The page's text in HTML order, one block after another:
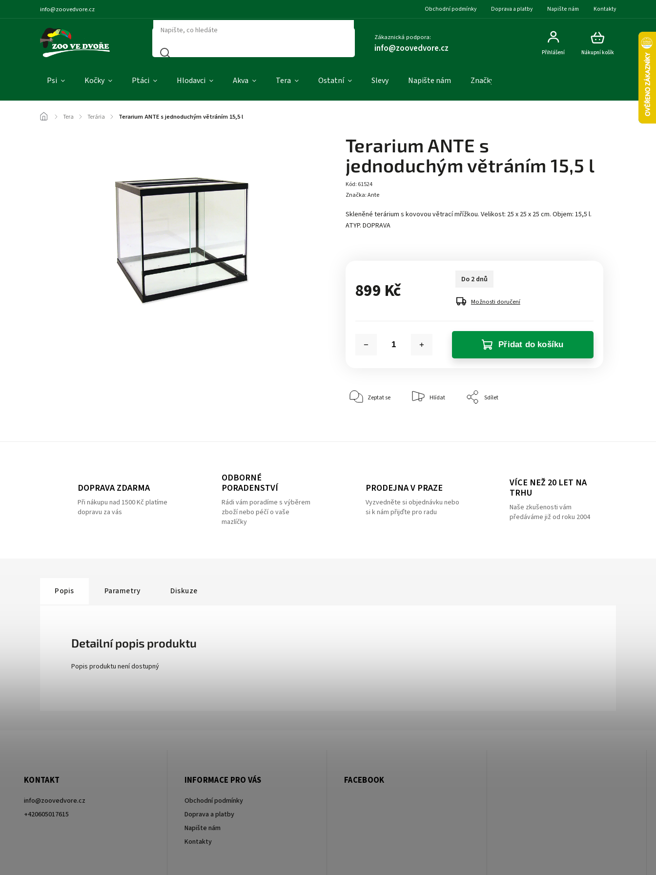
info@zoovedvore.cz Obchodní podmínky Doprava a platby Napište nám Kontakty
Zákaznická podpora:
info@zoovedvore.cz Nákupní košík
Přihlášení
Psi Kočky Ptáci Hlodavci Akva Tera Ostatní Slevy Napište nám Značky
/ Tera / Terária / Terarium ANTE s jednoduchým větráním 15,5 l
Terarium ANTE s
jednoduchým větráním 15,5 l
Kód: 61524
Skleněné terárium s kovovou větrací mřížkou. Velikost: 25 x 25 x 25 cm. Objem: 15,5 l.
ATYP. DOPRAVA
Značka:Ante
899 Kč
Do 2 dnů
Možnosti doručení
Přidat do košíku
Zeptat se Hlídat Sdílet
DOPRAVA ZDARMA
Při nákupu nad 1500 Kč platíme
dopravu za vás
ODBORNÉ
PORADENSTVÍ
Rádi vám poradíme s výběrem
zboží nebo péčí o vaše
mazlíčky
PRODEJNA V PRAZE
Vyzvedněte si objednávku nebo
si k nám přijďte pro radu
VÍCE NEŽ 20 LET NA
TRHU
Naše zkušenosti vám
předáváme již od roku 2004
Popis Parametry Diskuze
Detailní popis produktu
Popis produktu není dostupný
KONTAKT
info@zoovedvore.cz
+420605017615
INFORMACE PRO VÁS
Obchodní podmínky
Doprava a platby
Napište nám
Kontakty
FACEBOOK